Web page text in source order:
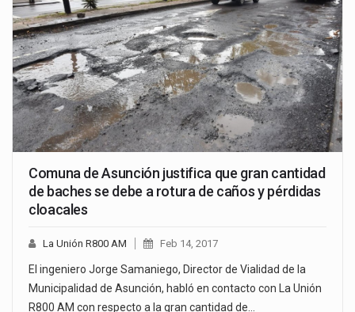
Comuna de Asunción justifica que gran cantidad
de baches se debe a rotura de caños y pérdidas
cloacales
La Unión R800 AM Feb 14, 2017
El ingeniero Jorge Samaniego, Director de Vialidad de la
Municipalidad de Asunción, habló en contacto con La Unión
R800 AM con respecto a la gran cantidad de…